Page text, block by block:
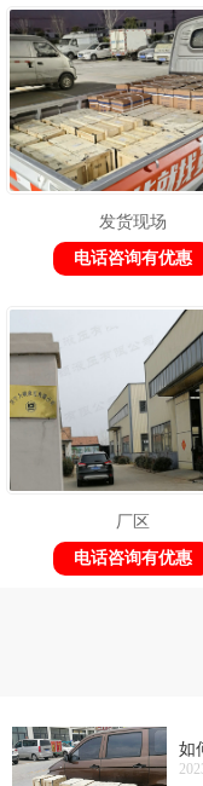
发货现场
电话咨询有优惠
厂区
电话咨询有优惠
如